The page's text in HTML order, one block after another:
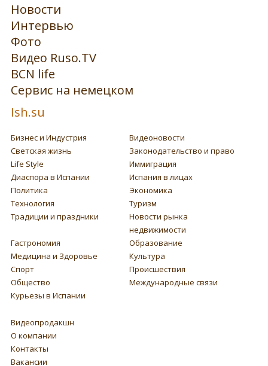
Новости
Интервью
Фото
Видео Ruso.TV
BCN life
Сервис на немецком
Ish.su
Бизнес и Индустрия
Видеоновости
Светская жизнь
Законодательство и право
Life Style
Иммиграция
Диаспора в Испании
Испания в лицах
Политика
Экономика
Технология
Туризм
Традиции и праздники
Новости рынка
недвижимости
Гастрономия
Образование
Медицина и Здоровье
Культура
Спорт
Происшествия
Общество
Международные связи
Курьезы в Испании
Видеопродакшн
О компании
Контакты
Вакансии